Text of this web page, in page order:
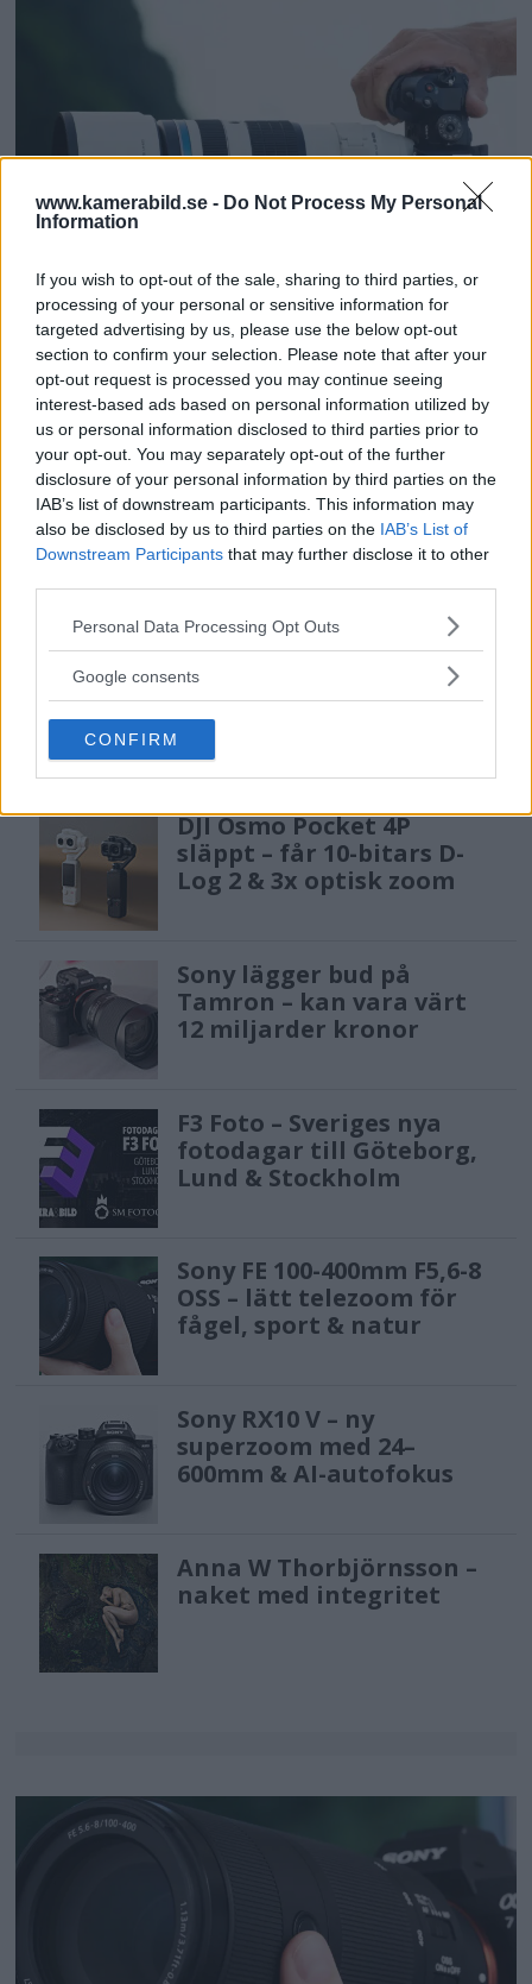
www.kamerabild.se - Do Not Process My Personal
Information
If you wish to opt-out of the sale, sharing to third parties, or
processing of your personal or sensitive information for
targeted advertising by us, please use the below opt-out
section to confirm your selection. Please note that after your
opt-out request is processed you may continue seeing
interest-based ads based on personal information utilized by
us or personal information disclosed to third parties prior to
your opt-out. You may separately opt-out of the further
disclosure of your personal information by third parties on the
IAB’s list of downstream participants. This information may
also be disclosed by us to third parties on the IAB’s List of
Downstream Participants that may further disclose it to other
Please note that this website/app uses one or more Google
not limited to your visit or usage behaviour. You may click to
use your data for below specified purposes in below Google
consent section.
Personal Data Processing Opt Outs
Google consents
CONFIRM
OM System lanserar
gratislån av kameror &
objektiv i Sverige
OM System lanserar nu "Test & Wow"-
programmet i Sverige, vilket gör det möjligt
att låna hem kameror och objektiv under fem
dagar för att se hur utrustningen passar dina
behov.
MEST LÄST JUST NU
DJI Osmo Pocket 4P
släppt – får 10-bitars D-
Log 2 & 3x optisk zoom
Sony lägger bud på
Tamron – kan vara värt
12 miljarder kronor
F3 Foto – Sveriges nya
fotodagar till Göteborg,
Lund & Stockholm
Sony FE 100-400mm F5,6-8
OSS – lätt telezoom för
fågel, sport & natur
Sony RX10 V – ny
superzoom med 24–
600mm & AI-autofokus
Anna W Thorbjörnsson –
naket med integritet